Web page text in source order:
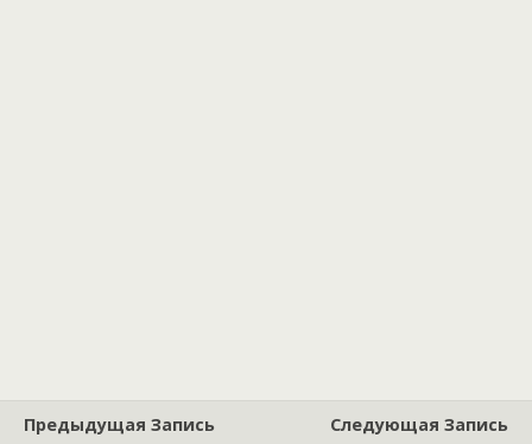
Предыдущая Запись
Следующая Запись